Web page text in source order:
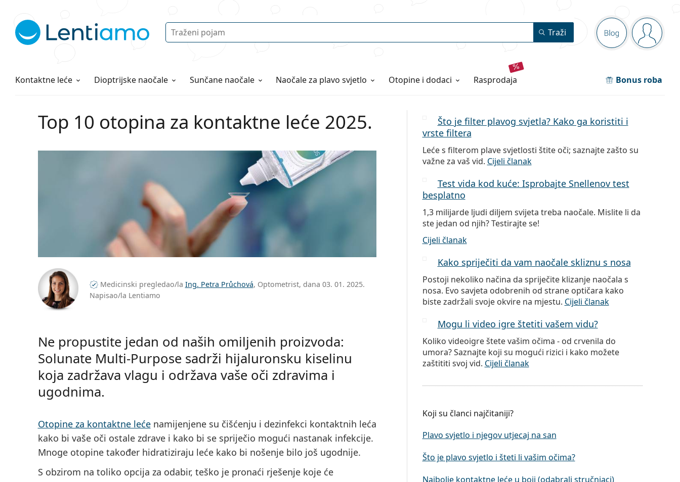
Navigacijska
Blog ste
Pretraga Traži
Kontaktne leće
Otopine za leće Dioptrijske naočale Sunčane naočale Naočaleza plavo svjetlo Otopine i dodaci rasprodaja Bonus roba
Sve o kupovini
Top 10 otopina za kontaktne leće 2025.
Medicinski pregledao/la Ing. Petra Průchová, Optometrist, dana 03. 01. 2025.
Napisao/la Lentiamo
Ne propustite jedan od naših omiljenih proizvoda:
Solunate Multi-Purpose sadrži hijaluronsku kiselinu
koja zadržava vlagu i održava vaše oči zdravima i
ugodnima.
Otopine za kontaktne lećenamijenjene su čišćenju i dezinfekci kontaktnih leća
kako bi vaše oči ostale zdrave i kako bi se spriječio mogući nastanak infekcije.
Mnoge otopine također hidratiziraju leće kako bi nošenje bilo još ugodnije.
S obzirom na toliko opcija za odabir, teško je pronaći rješenje koje će
Što je filter plavog svjetla? Kako ga koristiti i
vrste filtera
Leće s filterom plave svjetlosti štite oči; saznajte zašto su
važne za vaš vid. Cijeli članak
Test vida kod kuće: Isprobajte Snellenov test
besplatno
1,3 milijarde ljudi diljem svijeta treba naočale. Mislite li da
ste jedan od njih? Testirajte se!
Cijeli članak
Kako spriječiti da vam naočale skliznu s nosa
Postoji nekoliko načina da spriječite klizanje naočala s
nosa. Evo savjeta odobrenih od strane optičara kako
biste zadržali svoje okvire na mjestu. Cijeli članak
Mogu li video igre štetiti vašem vidu?
Koliko videoigre štete vašim očima - od crvenila do
umora? Saznajte koji su mogući rizici i kako možete
zaštititi svoj vid. Cijeli članak
Koji su članci najčitaniji?
Plavo svjetlo i njegov utjecaj na san
Što je plavo svjetlo i šteti li vašim očima?
Najbolje kontaktne leće u boji (odabrali stručnjaci)